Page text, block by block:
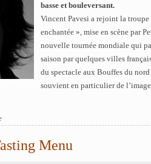
basse et bouleversant.
Vincent Pavesi a rejoint la troupe
enchantée », mise en scène par
nouvelle tournée mondiale qui
saison par quelques villes
du spectacle aux Bouffes du nord
souvient en particulier de
Menu